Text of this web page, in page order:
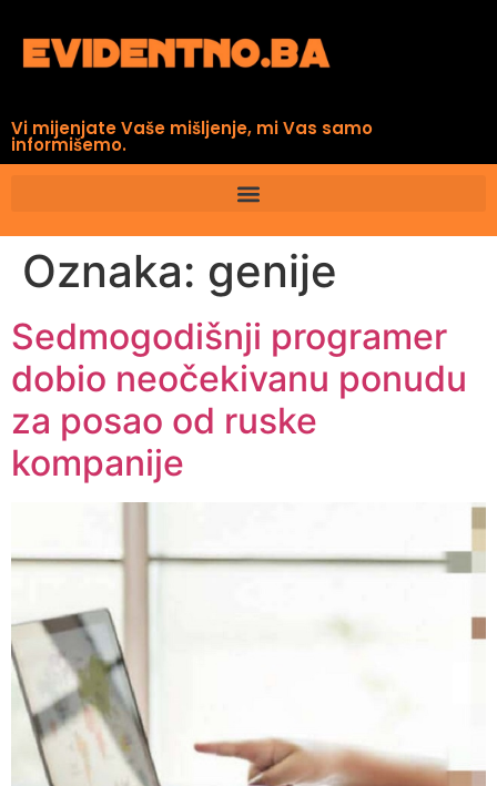
Vi mijenjate Vaše mišljenje, mi Vas samo
informišemo.
Oznaka: genije
Sedmogodišnji programer
dobio neočekivanu ponudu
za posao od ruske
kompanije